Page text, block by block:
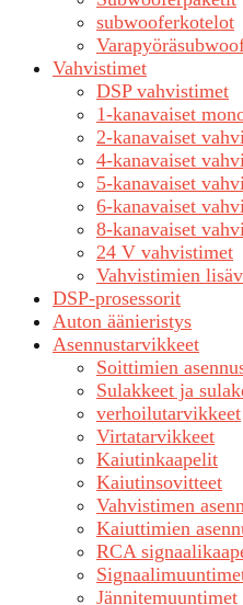
subwooferkotelot
Vahvistimet
DSP vahvistimet
1-kanavaiset
2-kanavaiset
4-kanavaiset
5-kanavaiset
6-kanavaiset
8-kanavaiset
24 V vahvistimet
Vahvistimien
DSP-prosessorit
Auton äänieristys
Asennustarvikkeet
Soittimien
Sulakkeet ja
verhoilutarvikkeet
Virtatarvikkeet
Kaiutinkaapelit
Kaiutinsovitteet
Vahvistimen
Kaiuttimien
RCA
Jännitemuuntimet